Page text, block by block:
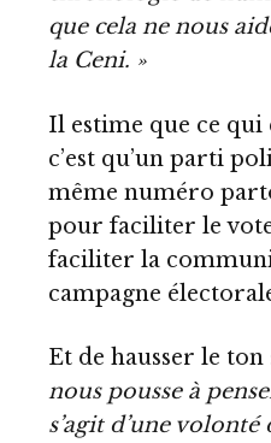
que cela ne nous
la Ceni. »
Il estime que ce
c’est qu’un parti
même numéro
pour faciliter le
faciliter la
campagne
Et de hausser le ton
nous pousse à
s’agit d’une volonté